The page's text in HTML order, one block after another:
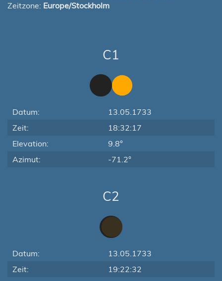
Zeitzone: Europe/Stockholm
C1
Datum:
13.05.1733
Zeit:
18:32:17
Elevation:
9.8°
Azimut:
-71.2°
C2
Datum:
13.05.1733
Zeit:
19:22:32